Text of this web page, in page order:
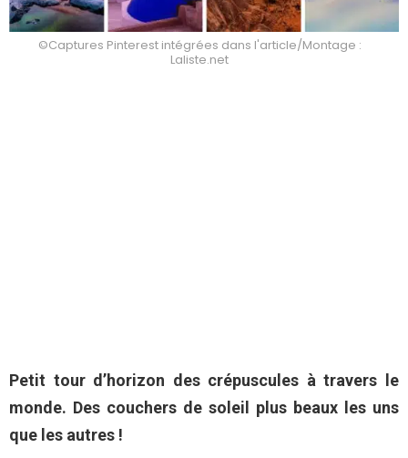
©Captures Pinterest intégrées dans l'article/Montage :
Laliste.net
Petit tour d’horizon des crépuscules à travers le
monde. Des couchers de soleil plus beaux les uns
que les autres !